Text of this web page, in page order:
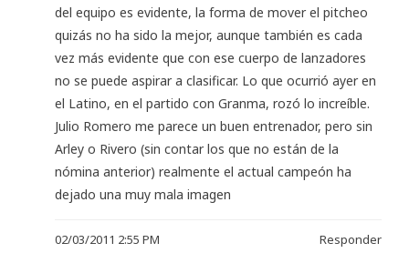
del equipo es evidente, la forma de mover el pitcheo
quizás no ha sido la mejor, aunque también es cada
vez más evidente que con ese cuerpo de lanzadores
no se puede aspirar a clasificar. Lo que ocurrió ayer en
el Latino, en el partido con Granma, rozó lo increíble.
Julio Romero me parece un buen entrenador, pero sin
Arley o Rivero (sin contar los que no están de la
nómina anterior) realmente el actual campeón ha
dejado una muy mala imagen
02/03/2011 2:55 PM Responder